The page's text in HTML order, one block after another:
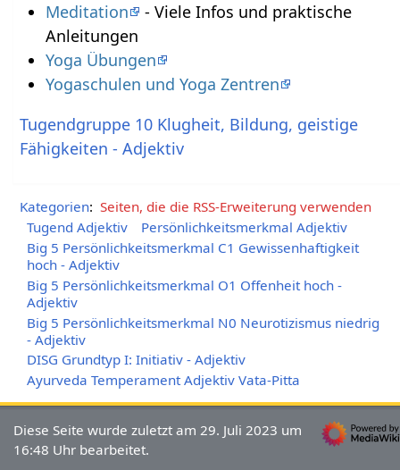
Meditation
- Viele Infos und praktische
Anleitungen
Yoga Übungen
Yogaschulen und Yoga Zentren
Tugendgruppe 10 Klugheit, Bildung, geistige
Fähigkeiten - Adjektiv
Kategorien: Seiten, die die RSS-Erweiterung verwenden
Tugend Adjektiv
Persönlichkeitsmerkmal Adjektiv
Big 5 Persönlichkeitsmerkmal C1 Gewissenhaftigkeit
hoch - Adjektiv
Big 5 Persönlichkeitsmerkmal O1 Offenheit hoch -
Adjektiv
Big 5 Persönlichkeitsmerkmal N0 Neurotizismus niedrig
- Adjektiv
DISG Grundtyp I: Initiativ - Adjektiv
Ayurveda Temperament Adjektiv Vata-Pitta
Diese Seite wurde zuletzt am 29. Juli 2023 um
16:48 Uhr bearbeitet.